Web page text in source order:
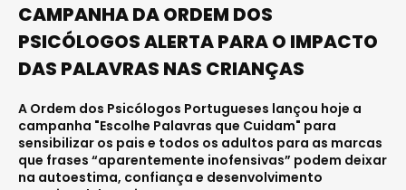
CAMPANHA DA ORDEM DOS
PSICÓLOGOS ALERTA PARA O IMPACTO
DAS PALAVRAS NAS CRIANÇAS
A Ordem dos Psicólogos Portugueses lançou hoje a
campanha "Escolhe Palavras que Cuidam" para
sensibilizar os pais e todos os adultos para as marcas
que frases “aparentemente inofensivas” podem deixar
na autoestima, confiança e desenvolvimento